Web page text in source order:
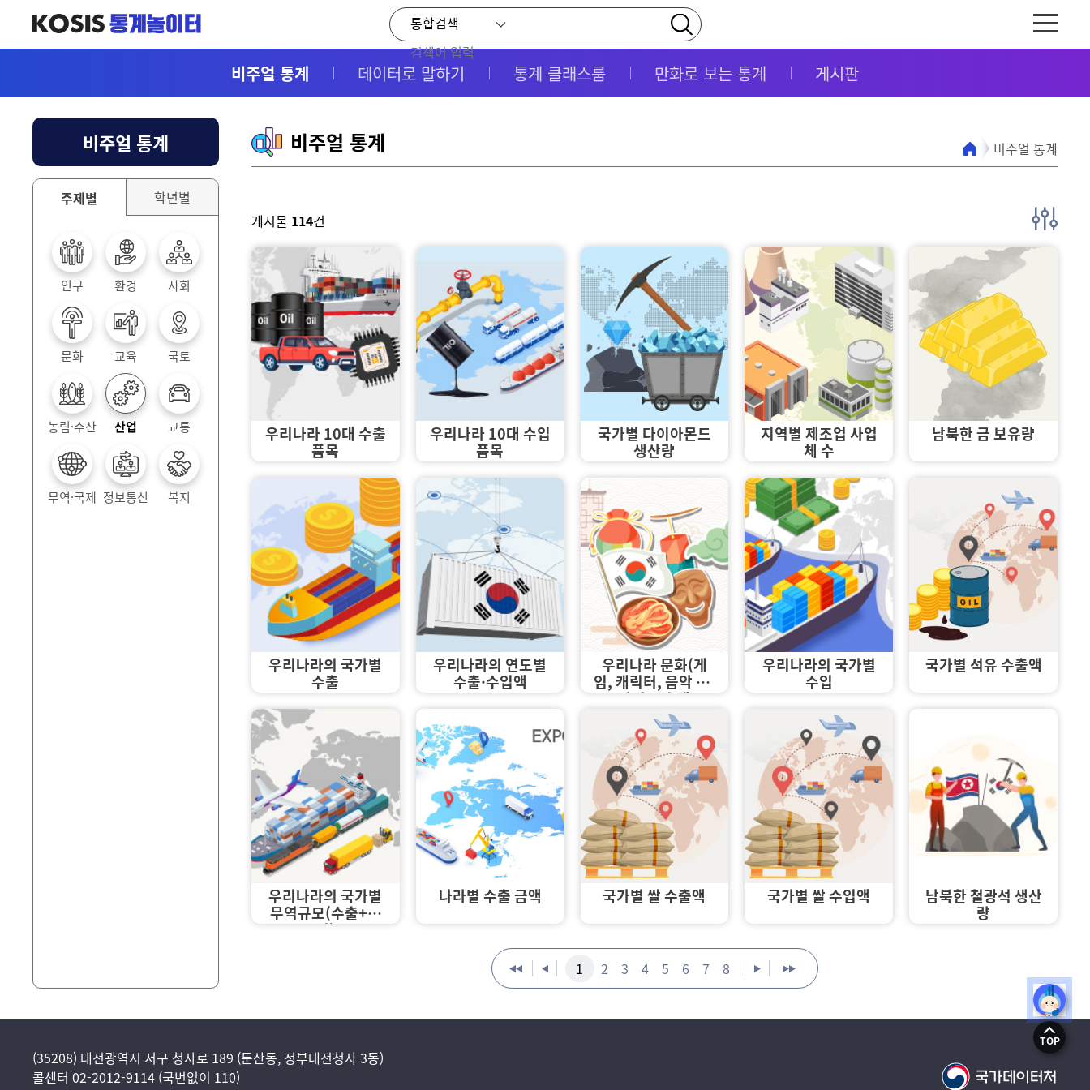
검색분야선택
비주얼 통계 데이터로 말하기 통계 클래스룸 만화로 보는 통계 게시판
비주얼 통계
주제별
인구 환경 사회
문화 교육 국토
농림·수산 산업 교통
무역·국제 정보통신 복지
학년별
비주얼 통계 비주얼 통계
게시물 114건
우리나라 10대 수출
품목
우리나라 10대 수입
품목
국가별 다이아몬드
생산량
지역별 제조업 사업
체 수
남북한 금 보유량
우리나라의 국가별
수출
우리나라의 연도별
수출·수입액
우리나라 문화(게
임, 캐릭터, 음악 등)
산업 수출액
우리나라의 국가별
수입
국가별 석유 수출액
우리나라의 국가별
무역규모(수출+수
입)
나라별 수출 금액 국가별 쌀 수출액 국가별 쌀 수입액 남북한 철광석 생산
량
1 2 3 4 5 6 7 8
TOP
(35208) 대전광역시 서구 청사로 189 (둔산동, 정부대전청사 3동)
콜센터 02-2012-9114 (국번없이 110)